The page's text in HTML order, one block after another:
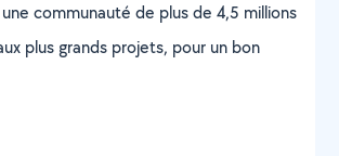
communauté de plus de 4,5 millions
plus grands projets, pour un bon